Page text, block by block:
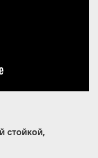
стойкой,